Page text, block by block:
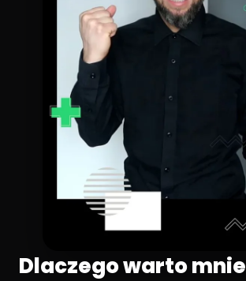
Dlaczego warto mnie